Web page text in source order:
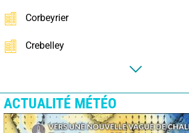
Corbeyrier
Crebelley
ACTUALITÉ MÉTÉO